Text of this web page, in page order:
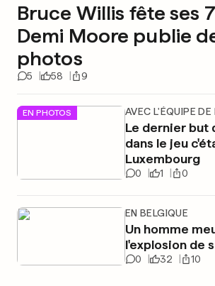
Bruce Willis fête ses
Demi Moore publie
photos
5 58 9
EN PHOTOS AVEC L'ÉQUIPE DE
Le dernier but
dans le jeu
Luxembourg
0 1 0
EN BELGIQUE
Un homme
l'explosion de
0 32 10